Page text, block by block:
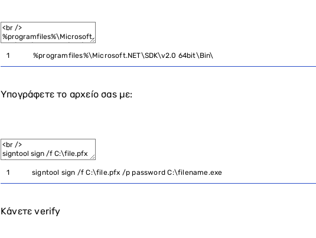
1 %programfiles%\Microsoft.NET\SDK\v2.0 64bit\Bin\
Υπογράφετε το αρχείο σας με:
1 signtool sign /f C:\file.pfx /p password C:\filename.exe
Κάνετε verify